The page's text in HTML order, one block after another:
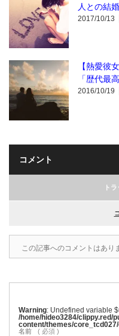
人との結
2017/10/13
【熱愛彼
「歴代最
2016/10/19
コメント
ト
この記事へのコメントはあり
Warning : Undefined variable
/home/hideo3284/clippy.red/
content/themes/
名前 ( 必須 )